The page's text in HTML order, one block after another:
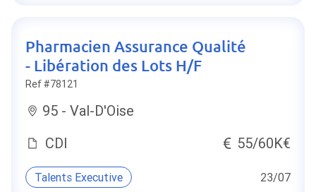
Pharmacien Assurance Qualité
- Libération des Lots H/F
Ref #78121
95 - Val-D'Oise
CDI
55/60K€
Talents Executive 23/07